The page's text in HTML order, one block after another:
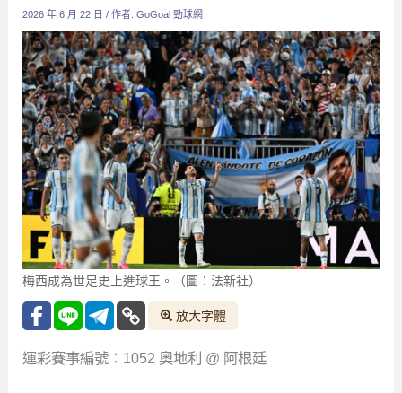
2026 年 6 月 22 日/ 作者:GoGoal 勁球網
梅西成為世足史上進球王。（圖：法新社）
放大字體
運彩賽事編號：1052 奧地利 @ 阿根廷